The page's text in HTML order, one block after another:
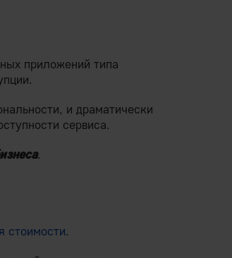
приложений типа
и драматически
сервиса.
.
стоимости.